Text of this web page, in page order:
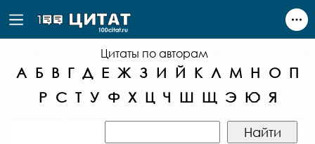
Цитаты по авторам
А Б В Г Д Е Ж З И Й К Л М Н О П
Р С Т У Ф Х Ц Ч Ш Щ Э Ю Я